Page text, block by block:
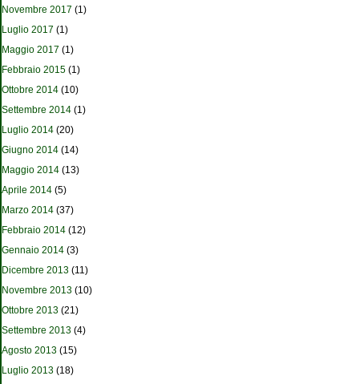
Novembre 2017 (1)
Luglio 2017 (1)
Maggio 2017 (1)
Febbraio 2015 (1)
Ottobre 2014 (10)
Settembre 2014 (1)
Luglio 2014 (20)
Giugno 2014 (14)
Maggio 2014 (13)
Aprile 2014 (5)
Marzo 2014 (37)
Febbraio 2014 (12)
Gennaio 2014 (3)
Dicembre 2013 (11)
Novembre 2013 (10)
Ottobre 2013 (21)
Settembre 2013 (4)
Agosto 2013 (15)
Luglio 2013 (18)